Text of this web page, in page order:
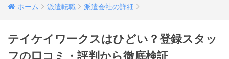
ホーム 派遣転職 派遣会社の詳細
テイケイワークスはひどい？登録スタッ
フの口コミ・評判から徹底検証